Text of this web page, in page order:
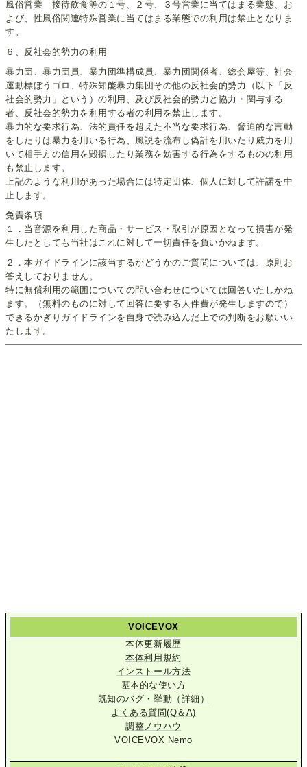
風俗営業 接待飲食等の１号、２号、３号営業に当てはまる業態、お
よび、性風俗関連特殊営業に当てはまる業態での利用は禁止となりま
す。
６、反社会的勢力の利用
暴力団、暴力団員、暴力団準構成員、暴力団関係者、総会屋等、社会
運動標ぼうゴロ、特殊知能暴力集団その他の反社会的勢力（以下「反
社会的勢力」という）の利用、及び反社会的勢力と協力・関与する
者、反社会的勢力を利用する者の利用を禁止します。
暴力的な要求行為、法的責任を超えた不当な要求行為、脅迫的な言動
をしたりは暴力を用いる行為、風説を流布し偽計を用いたり威力を用
いて相手方の信用を毀損したり業務を妨害する行為をするものの利用
も禁止します。
上記のような利用があった場合には特定団体、個人に対して許諾を中
止します。
免責条項
１．当音源を利用した商品・サービス・取引が原因となって損害が発
生したとしても当社はこれに対して一切責任を負いかねます。
２．本ガイドラインに該当するかどうかのご質問については、原則お
答えしておりません。
特に無償利用の範囲についての問い合わせについては回答いたしかね
ます。（無料のものに対して回答に要する人件費が発生しますので）
できるかぎりガイドラインを自身で読み込んだ上での判断をお願いい
たします。
VOICEVOX
本体更新履歴
本体利用規約
インストール方法
基本的な使い方
既知のバグ・挙動（詳細）
よくある質問(Q＆A)
調整ノウハウ
VOICEVOX Nemo